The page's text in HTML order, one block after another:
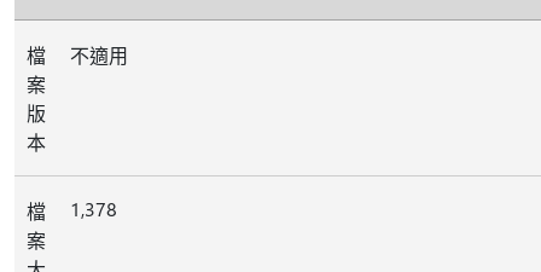
檔
案
版
本
不適用
檔
案
1,378